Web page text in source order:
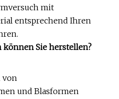
mit
entsprechend Ihren
können Sie herstellen?
von
und Blasformen